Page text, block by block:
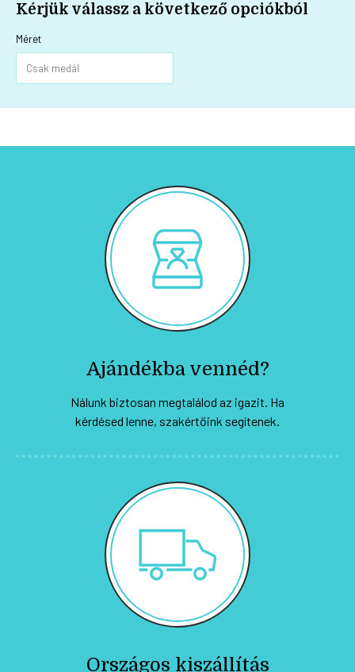
Kérjük válassz a következő opciókból
Méret
Ajándékba vennéd?
Nálunk biztosan megtalálod az igazit. Ha
kérdésed lenne, szakértőink segítenek.
Országos kiszállítás